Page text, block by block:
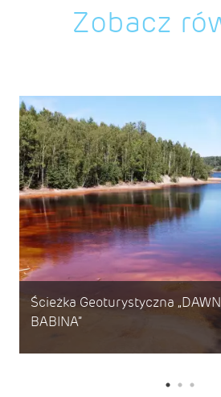
Zobacz
Ścieżka Geoturystyczna
BABINA”